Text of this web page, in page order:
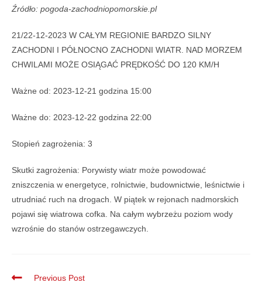
Źródło: pogoda-zachodniopomorskie.pl
21/22-12-2023 W CAŁYM REGIONIE BARDZO SILNY
ZACHODNI I PÓŁNOCNO ZACHODNI WIATR. NAD MORZEM
CHWILAMI MOŻE OSIĄGAĆ PRĘDKOŚĆ DO 120 KM/H
Ważne od: 2023-12-21 godzina 15:00
Ważne do: 2023-12-22 godzina 22:00
Stopień zagrożenia: 3
Skutki zagrożenia: Porywisty wiatr może powodować
zniszczenia w energetyce, rolnictwie, budownictwie, leśnictwie i
utrudniać ruch na drogach. W piątek w rejonach nadmorskich
pojawi się wiatrowa cofka. Na całym wybrzeżu poziom wody
wzrośnie do stanów ostrzegawczych.
Previous Post